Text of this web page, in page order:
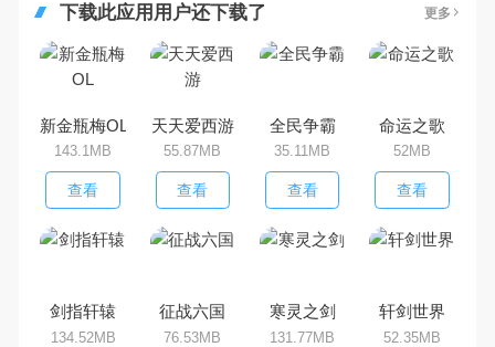
下载此应用用户还下载了 更多
新金瓶梅OL
143.1MB
查看
天天爱西游
55.87MB
查看
全民争霸
35.11MB
查看
命运之歌
52MB
查看
剑指轩辕
134.52MB
征战六国
76.53MB
寒灵之剑
131.77MB
轩剑世界
52.35MB